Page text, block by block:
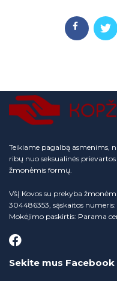
Teikiame pagalbą asmenims,
ribų nuo seksualinės
žmonėmis formų.
VšĮ Kovos su prekyba
304486353, sąskaitos numeris:
Mokėjimo paskirtis: Parama
Sekite mus Facebook